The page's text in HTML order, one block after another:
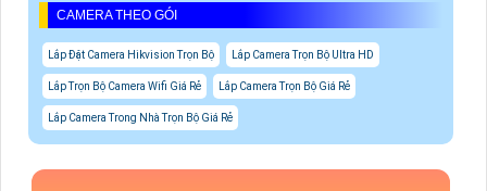
CAMERA THEO GÓI
Lắp Đặt Camera Hikvision Trọn Bộ Lắp Camera Trọn Bộ Ultra HD
Lắp Trọn Bộ Camera Wifi Giá Rẻ Lắp Camera Trọn Bộ Giá Rẻ
Lắp Camera Trong Nhà Trọn Bộ Giá Rẻ